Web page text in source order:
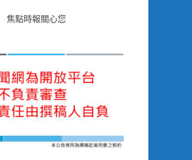
焦點時報關心您